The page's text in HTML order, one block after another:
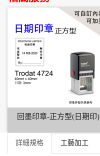
回墨印章-正方型(日期印)
詳細規格 工藝加工